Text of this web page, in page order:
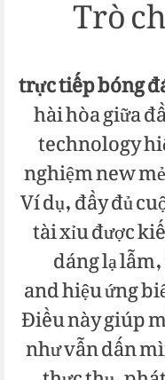
Trò
trực tiếp bóng
hài hòa giữa
technology
nghiệm new
Ví dụ, đầy đủ
tài xỉu được
dáng lạ
and hiệu ứng
Điều này giúp
như vẫn dấn